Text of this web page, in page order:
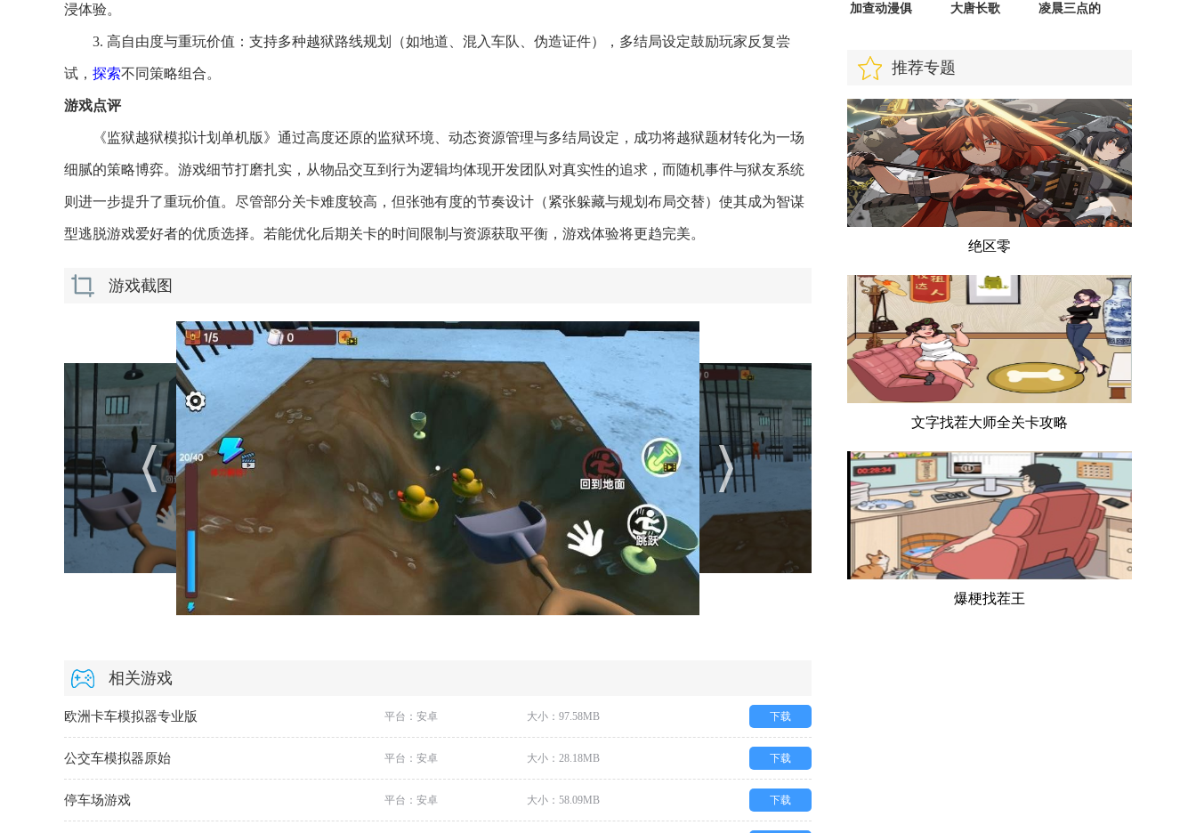
浸体验。
3. 高自由度与重玩价值：支持多种越狱路线规划（如地道、混入车队、伪造证件），多结局设定鼓励玩家反复尝
试， 探索不同策略组合。
游戏点评
《监狱越狱模拟计划单机版》通过高度还原的监狱环境、动态资源管理与多结局设定，成功将越狱题材转化为一场
细腻的策略博弈。游戏细节打磨扎实，从物品交互到行为逻辑均体现开发团队对真实性的追求，而随机事件与狱友系统
则进一步提升了重玩价值。尽管部分关卡难度较高，但张弛有度的节奏设计（紧张躲藏与规划布局交替）使其成为智谋
型逃脱游戏爱好者的优质选择。若能优化后期关卡的时间限制与资源获取平衡，游戏体验将更趋完美。
游戏截图
相关游戏
欧洲卡车模拟器专业版 平台：安卓 大小：97.58MB 下载
公交车模拟器原始 平台：安卓 大小：28.18MB 下载
停车场游戏 平台：安卓 大小：58.09MB 下载
加查动漫俱
大唐长歌
凌晨三点的
推荐专题
绝区零
文字找茬大师全关卡攻略
爆梗找茬王